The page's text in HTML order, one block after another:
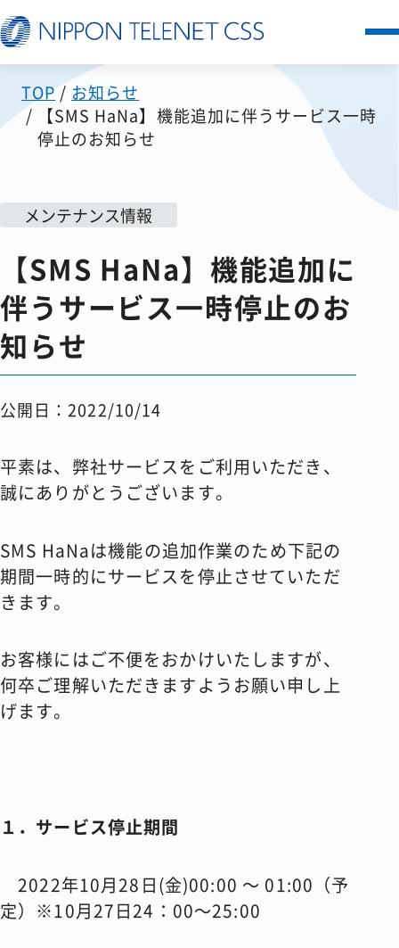
サービス一覧
お客様の声
セミナー
FAQ
お知らせ
会社情報
資料請求 お問い合わせ
TOP
お知らせ
【SMS HaNa】機能追加に伴うサービス一時
停止のお知らせ
メンテナンス情報
【SMS HaNa】機能追加に
伴うサービス一時停止のお
知らせ
公開日：2022/10/14
平素は、弊社サービスをご利用いただき、
誠にありがとうございます。
SMS HaNaは機能の追加作業のため下記の
期間一時的にサービスを停止させていただ
きます。
お客様にはご不便をおかけいたしますが、
何卒ご理解いただきますようお願い申し上
げます。
１．サービス停止期間
2022年10月28日(金)00:00 ～ 01:00（予
定）※10月27日24：00～25:00